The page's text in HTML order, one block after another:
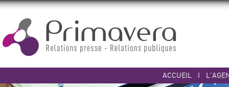
ACCUEIL I